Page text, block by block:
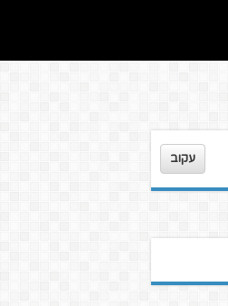
עקוב